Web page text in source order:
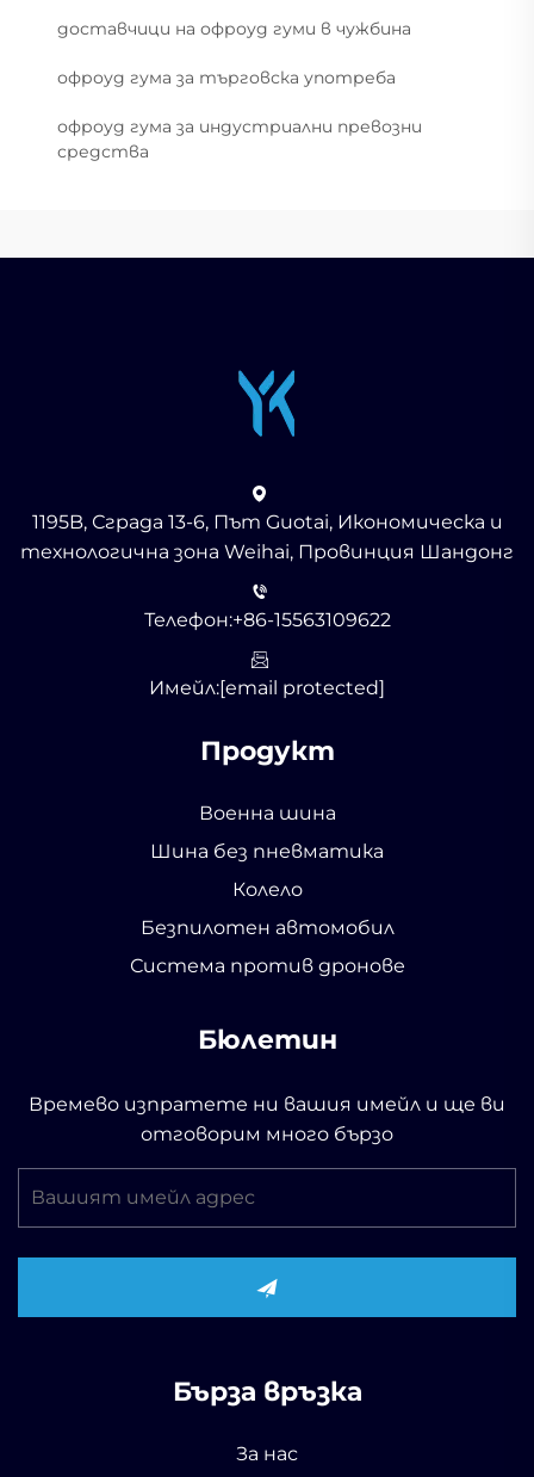
доставчици на офроуд гуми в чужбина
офроуд гума за търговска употреба
офроуд гума за индустриални превозни
средства
1195B, Сграда 13-6, Път Guotai, Икономическа и
технологична зона Weihai, Провинция Шандонг
Телефон:+86-15563109622
Имейл:[email protected]
Продукт
Военна шина
Шина без пневматика
Колело
Безпилотен автомобил
Система против дронове
Бюлетин
Времево изпратете ни вашия имейл и ще ви
отговорим много бързо
Бърза връзка
За нас